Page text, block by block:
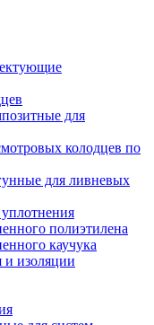
для
колодцев по
для ливневых
полиэтилена
каучука
и изоляции